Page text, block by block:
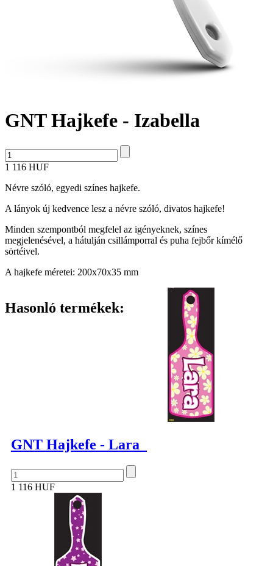
GNT Hajkefe - Izabella
1 116 HUF
Névre szóló, egyedi színes hajkefe.
A lányok új kedvence lesz a névre szóló, divatos hajkefe!
Minden szempontból megfelel az igényeknek, színes
megjelenésével, a hátulján csillámporral és puha fejbőr kímélő
sörtéivel.
A hajkefe méretei: 200x70x35 mm
Hasonló termékek:
GNT Hajkefe - Lara
1 116 HUF